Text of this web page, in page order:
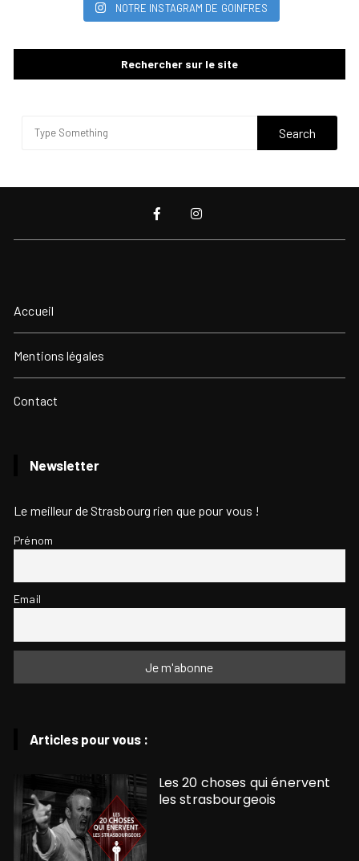
NOTRE INSTAGRAM DE GOINFRES
Rechercher sur le site
Accueil
Mentions légales
Contact
Newsletter
Le meilleur de Strasbourg rien que pour vous !
Prénom
Email
Articles pour vous :
Les 20 choses qui énervent
les strasbourgeois